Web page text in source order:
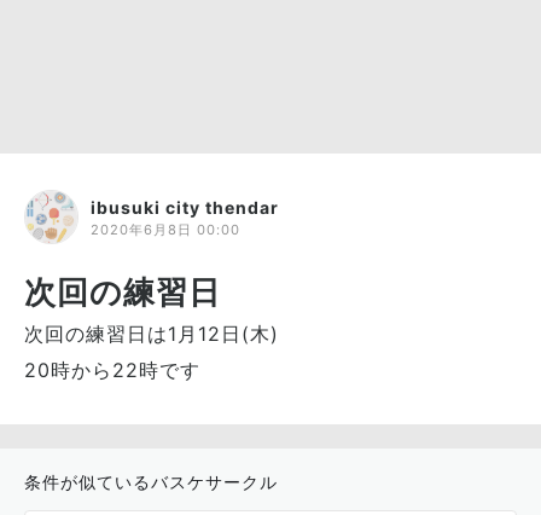
ibusuki city thendar
2020年6月8日 00:00
次回の練習日
次回の練習日は1月12日(木)
20時から22時です
条件が似ているバスケサークル